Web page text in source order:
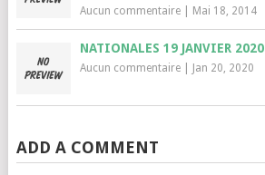
Aucun commentaire| Mai 18, 2014
NATIONALES 19 JANVIER 2020
Aucun commentaire| Jan 20, 2020
ADD A COMMENT